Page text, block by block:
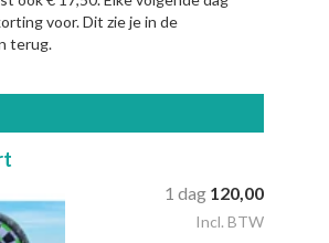
voor. Dit zie je in de
terug.
1 dag 120,00
Incl. BTW